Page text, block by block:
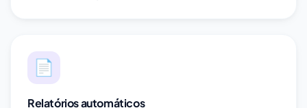
📄
Relatórios automáticos